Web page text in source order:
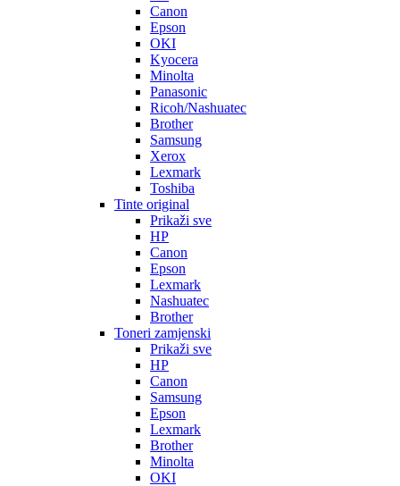
Canon
Epson
OKI
Kyocera
Minolta
Panasonic
Ricoh/Nashuatec
Brother
Samsung
Xerox
Lexmark
Toshiba
Tinte original
Prikaži sve
HP
Canon
Epson
Lexmark
Nashuatec
Brother
Toneri zamjenski
Prikaži sve
HP
Canon
Samsung
Epson
Lexmark
Brother
Minolta
OKI